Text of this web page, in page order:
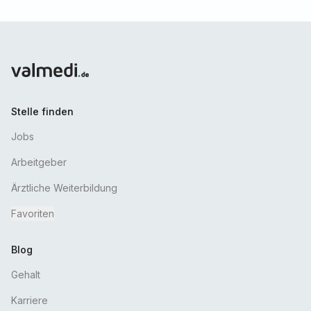
Stelle finden
Jobs
Arbeitgeber
Ärztliche Weiterbildung
Favoriten
Blog
Gehalt
Karriere